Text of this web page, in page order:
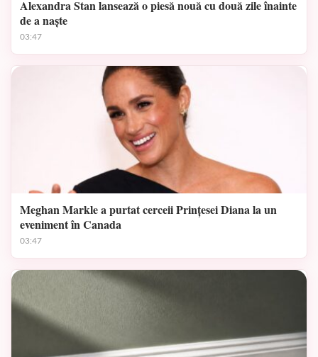
Alexandra Stan lansează o piesă nouă cu două zile înainte
de a naște
03:47
Meghan Markle a purtat cerceii Prințesei Diana la un
eveniment în Canada
03:47